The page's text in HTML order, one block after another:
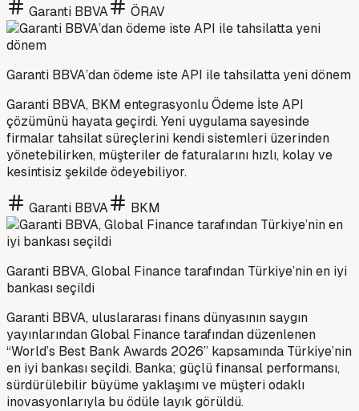
Garanti BBVA ÖRAV
Garanti BBVA’dan ödeme iste API ile tahsilatta yeni dönem
Garanti BBVA, BKM entegrasyonlu Ödeme İste API
çözümünü hayata geçirdi. Yeni uygulama sayesinde
firmalar tahsilat süreçlerini kendi sistemleri üzerinden
yönetebilirken, müşteriler de faturalarını hızlı, kolay ve
kesintisiz şekilde ödeyebiliyor.
Garanti BBVA BKM
Garanti BBVA, Global Finance tarafından Türkiye’nin en iyi
bankası seçildi
Garanti BBVA, uluslararası finans dünyasının saygın
yayınlarından Global Finance tarafından düzenlenen
“World’s Best Bank Awards 2026” kapsamında Türkiye’nin
en iyi bankası seçildi. Banka; güçlü finansal performansı,
sürdürülebilir büyüme yaklaşımı ve müşteri odaklı
inovasyonlarıyla bu ödüle layık görüldü.